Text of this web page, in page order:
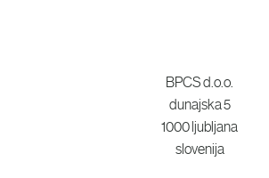
BPCS d.o.o.
dunajska 5
1000 ljubljana
slovenija